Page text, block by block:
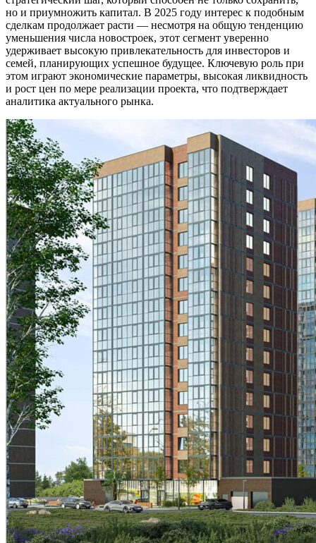
но и приумножить капитал. В 2025 году интерес к подобным
сделкам продолжает расти — несмотря на общую тенденцию
уменьшения числа новостроек, этот сегмент уверенно
удерживает высокую привлекательность для инвесторов и
семей, планирующих успешное будущее. Ключевую роль при
этом играют экономические параметры, высокая ликвидность
и рост цен по мере реализации проекта, что подтверждает
аналитика актуального рынка.